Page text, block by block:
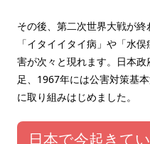
その後、第二次世界大戦が終
「イタイイタイ病」や「水
害が次々と現れます。日本
足、1967年には公害対策基
に取り組みはじめました。
日本で今起きて